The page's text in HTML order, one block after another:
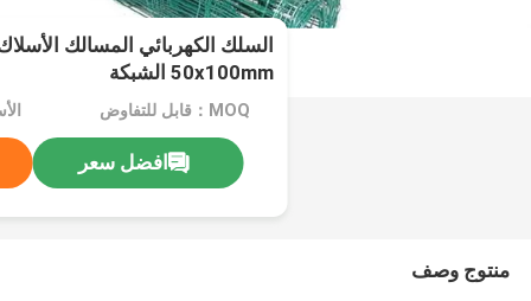
50x100mm الشبكة
MOQ：قابل للتفاوض
افضل سعر
منتوج وصف